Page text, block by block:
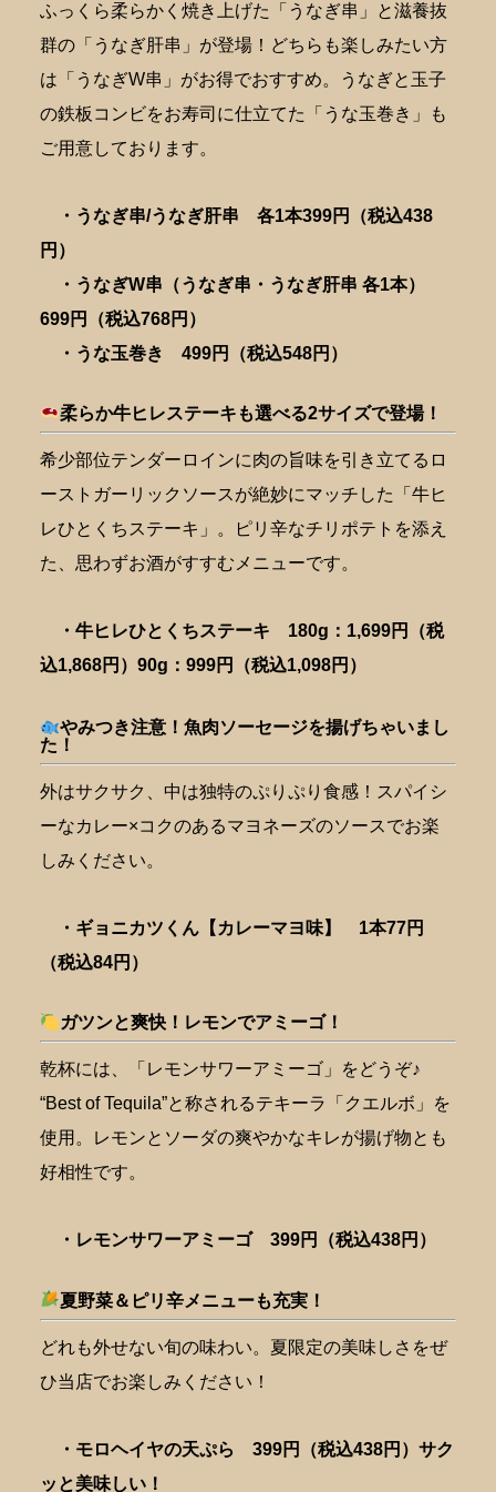
ふっくら柔らかく焼き上げた「うなぎ串」と滋養抜
群の「うなぎ肝串」が登場！どちらも楽しみたい方
は「うなぎW串」がお得でおすすめ。うなぎと玉子
の鉄板コンビをお寿司に仕立てた「うな玉巻き」も
ご用意しております。
・うなぎ串/うなぎ肝串 各1本399円（税込438
円）
・うなぎW串（うなぎ串・うなぎ肝串 各1本）
699円（税込768円）
・うな玉巻き 499円（税込548円）
柔らか牛ヒレステーキも選べる2サイズで登場！
希少部位テンダーロインに肉の旨味を引き立てるロ
ーストガーリックソースが絶妙にマッチした「牛ヒ
レひとくちステーキ」。ピリ辛なチリポテトを添え
た、思わずお酒がすすむメニューです。
・牛ヒレひとくちステーキ 180g：1,699円（税
込1,868円）90g：999円（税込1,098円）
やみつき注意！魚肉ソーセージを揚げちゃいまし
た！
外はサクサク、中は独特のぷりぷり食感！スパイシ
ーなカレー×コクのあるマヨネーズのソースでお楽
しみください。
・ギョニカツくん【カレーマヨ味】 1本77円
（税込84円）
ガツンと爽快！レモンでアミーゴ！
乾杯には、「レモンサワーアミーゴ」をどうぞ♪
“Best of Tequila”と称されるテキーラ「クエルボ」を
使用。レモンとソーダの爽やかなキレが揚げ物とも
好相性です。
・レモンサワーアミーゴ 399円（税込438円）
夏野菜＆ピリ辛メニューも充実！
どれも外せない旬の味わい。夏限定の美味しさをぜ
ひ当店でお楽しみください！
・モロヘイヤの天ぷら 399円（税込438円）サク
ッと美味しい！